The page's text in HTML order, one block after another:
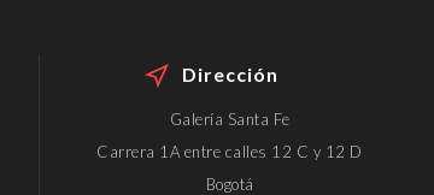
Dirección
Galería Santa Fe
Carrera 1A entre calles 12 C y 12 D
Bogotá